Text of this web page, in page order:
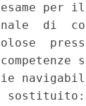
per il
di
sostituito: